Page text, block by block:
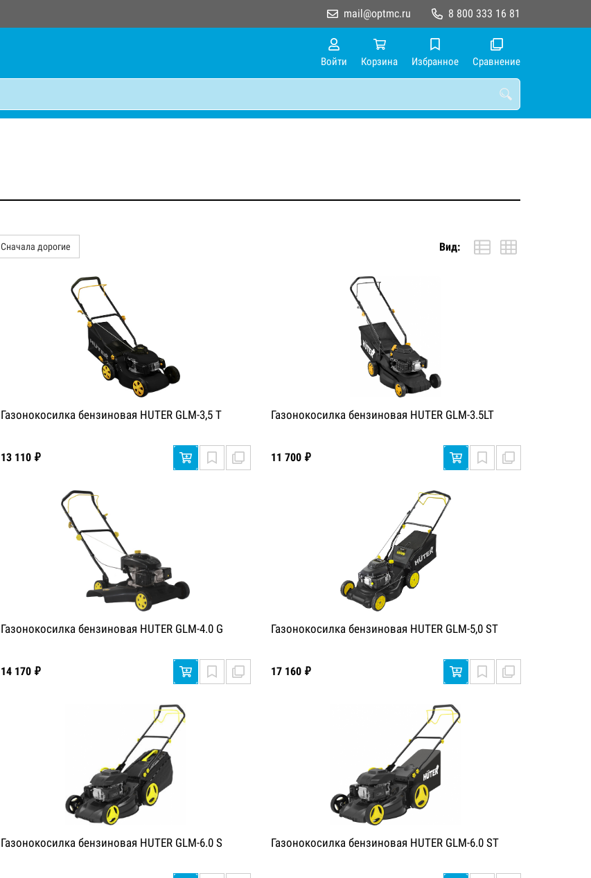
8 800 333 16 81
mail@optmc.ru
Войти Корзина Избранное Сравнение
Сначала дорогие Вид:
Газонокосилка бензиновая HUTER GLM-3,5 T
13 110 ₽
Газонокосилка бензиновая HUTER GLM-3.5LT
11 700 ₽
Газонокосилка бензиновая HUTER GLM-4.0 G
14 170 ₽
Газонокосилка бензиновая HUTER GLM-5,0 ST
17 160 ₽
Газонокосилка бензиновая HUTER GLM-6.0 S Газонокосилка бензиновая HUTER GLM-6.0 ST